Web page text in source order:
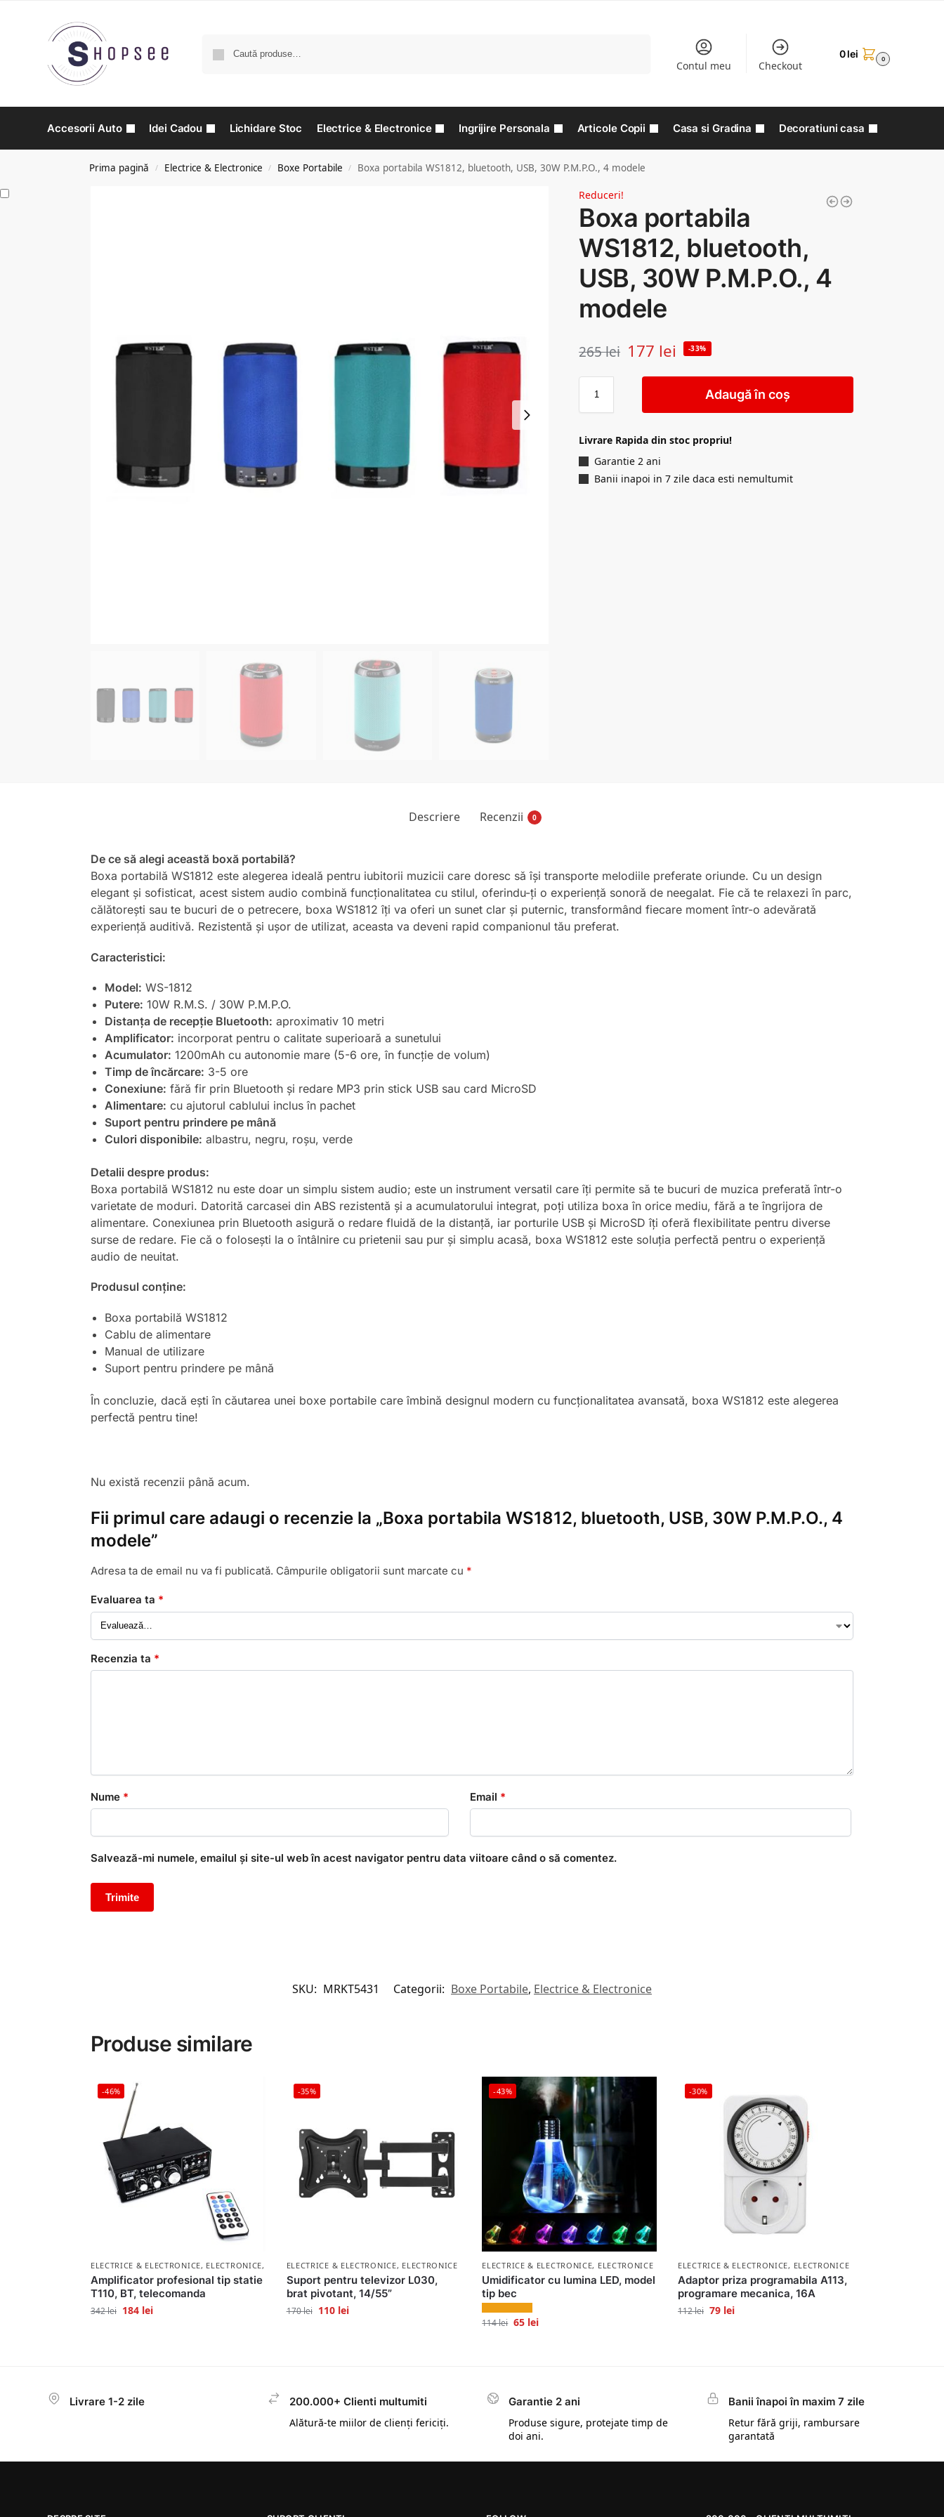
Contul meu Checkout
0lei 0
Accesorii Auto Idei Cadou Lichidare Stoc Electrice & Electronice Ingrijire Personala Articole Copii Casa si Gradina Decoratiuni casa
Prima pagină / Electrice & Electronice / Boxe Portabile / Boxa portabila WS1812, bluetooth, USB, 30W P.M.P.O., 4 modele
Reduceri!
Boxa portabila
WS1812, bluetooth,
USB, 30W P.M.P.O., 4
modele
265lei 177 lei -33%
Adaugă în coș
Livrare Rapida din stoc propriu!
Garantie 2 ani
Banii inapoi in 7 zile daca esti nemultumit
Descriere Recenzii 0
De ce să alegi această boxă portabilă?
Boxa portabilă WS1812 este alegerea ideală pentru iubitorii muzicii care doresc să își transporte melodiile preferate oriunde. Cu un design
elegant și sofisticat, acest sistem audio combină funcționalitatea cu stilul, oferindu-ți o experiență sonoră de neegalat. Fie că te relaxezi în parc,
călătorești sau te bucuri de o petrecere, boxa WS1812 îți va oferi un sunet clar și puternic, transformând fiecare moment într-o adevărată
experiență auditivă. Rezistentă și ușor de utilizat, aceasta va deveni rapid companionul tău preferat.
Caracteristici:
Model: WS-1812
Putere: 10W R.M.S. / 30W P.M.P.O.
Distanța de recepție Bluetooth: aproximativ 10 metri
Amplificator: incorporat pentru o calitate superioară a sunetului
Acumulator: 1200mAh cu autonomie mare (5-6 ore, în funcție de volum)
Timp de încărcare: 3-5 ore
Conexiune: fără fir prin Bluetooth și redare MP3 prin stick USB sau card MicroSD
Alimentare: cu ajutorul cablului inclus în pachet
Suport pentru prindere pe mână
Culori disponibile: albastru, negru, roșu, verde
Detalii despre produs:
Boxa portabilă WS1812 nu este doar un simplu sistem audio; este un instrument versatil care îți permite să te bucuri de muzica preferată într-o
varietate de moduri. Datorită carcasei din ABS rezistentă și a acumulatorului integrat, poți utiliza boxa în orice mediu, fără a te îngrijora de
alimentare. Conexiunea prin Bluetooth asigură o redare fluidă de la distanță, iar porturile USB și MicroSD îți oferă flexibilitate pentru diverse
surse de redare. Fie că o folosești la o întâlnire cu prietenii sau pur și simplu acasă, boxa WS1812 este soluția perfectă pentru o experiență
audio de neuitat.
Produsul conține:
Boxa portabilă WS1812
Cablu de alimentare
Manual de utilizare
Suport pentru prindere pe mână
În concluzie, dacă ești în căutarea unei boxe portabile care îmbină designul modern cu funcționalitatea avansată, boxa WS1812 este alegerea
perfectă pentru tine!
Nu există recenzii până acum.
Fii primul care adaugi o recenzie la „Boxa portabila WS1812, bluetooth, USB, 30W P.M.P.O., 4
modele”
Adresa ta de email nu va fi publicată. Câmpurile obligatorii sunt marcate cu *
Evaluarea ta *
Recenzia ta *
Nume * Email *
Salvează-mi numele, emailul și site-ul web în acest navigator pentru data viitoare când o să comentez.
SKU: MRKT5431 Categorii: Boxe Portabile, Electrice & Electronice
Produse similare
-46%
ELECTRICE & ELECTRONICE, ELECTRONICE, LICHIDARE STOC
Amplificator profesional tip statie
T110, BT, telecomanda
342lei 184 lei
-35%
ELECTRICE & ELECTRONICE, ELECTRONICE
Suport pentru televizor L030,
brat pivotant, 14/55”
170lei 110 lei
-43%
ELECTRICE & ELECTRONICE, ELECTRONICE
Umidificator cu lumina LED, model
tip bec
114lei 65 lei
-30%
ELECTRICE & ELECTRONICE, ELECTRONICE
Adaptor priza programabila A113,
programare mecanica, 16A
112lei 79 lei
Livrare 1-2 zile
200.000+ Clienti multumiti
Alătură-te miilor de clienți fericiți.
Garantie 2 ani
Produse sigure, protejate timp de
doi ani.
Banii înapoi în maxim 7 zile
Retur fără griji, rambursare
garantată